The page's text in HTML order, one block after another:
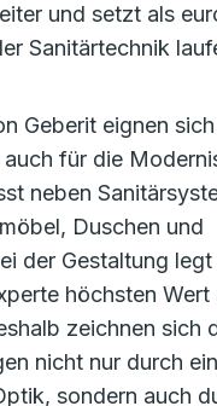
und setzt als
Sanitärtechnik
Geberit eignen
für die
neben
Duschen und
der Gestaltung
höchsten Wert
zeichnen sich
nicht nur durch
sondern auch